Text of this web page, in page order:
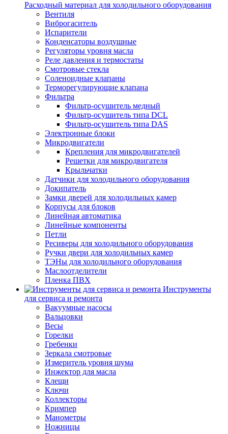
Расходный материал для холодильного оборудования
Вентиля
Виброгаситель
Испарители
Конденсаторы воздушные
Регуляторы уровня масла
Реле давления и термостаты
Смотровые стекла
Соленоидные клапаны
Терморегулирующие клапана
Фильтра
Фильтр-осушитель медный
Фильтр-осушитель типа DCL
Фильтр-осушитель типа DAS
Электронные блоки
Микродвигатели
Крепления для микродвигателей
Решетки для микродвигателя
Крыльчатки
Датчики для холодильного оборудования
Докипатель
Замки дверей для холодильных камер
Корпусы для блоков
Линейная автоматика
Линейные компоненты
Петли
Ресиверы для холодильного оборудования
Ручки двери для холодильных камер
ТЭНы для холодильного оборудования
Маслоотделители
Пленка ПВХ
Инструменты
для сервиса и ремонта
Вакуумные насосы
Вальцовки
Весы
Горелки
Гребенки
Зеркала смотровые
Измеритель уровня шума
Инжектор для масла
Клещи
Ключи
Коллекторы
Кримпер
Манометры
Ножницы